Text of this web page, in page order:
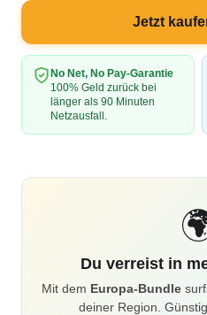
Jetzt
No Net, No Pay-Garantie
100% Geld zurück bei
länger als 90 Minuten
Netzausfall.
Du verreist in
Mit dem Europa-Bundle
deiner Region.